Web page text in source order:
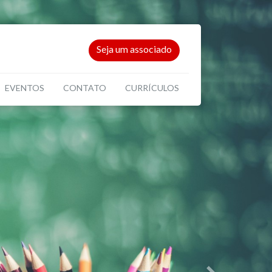
Seja um associado
EVENTOS CONTATO CURRÍCULOS